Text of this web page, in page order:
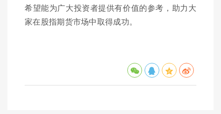
希望能为广大投资者提供有价值的参考，助力大
家在股指期货市场中取得成功。